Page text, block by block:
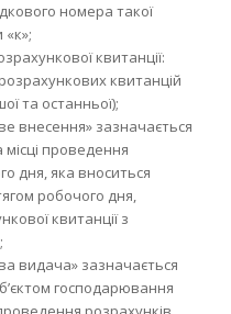
номера такої
квитанції:
квитанцій
та останньої);
внесення» зазначається
місці проведення
дня, яка вноситься
робочого дня,
квитанції з
видача» зазначається
господарювання